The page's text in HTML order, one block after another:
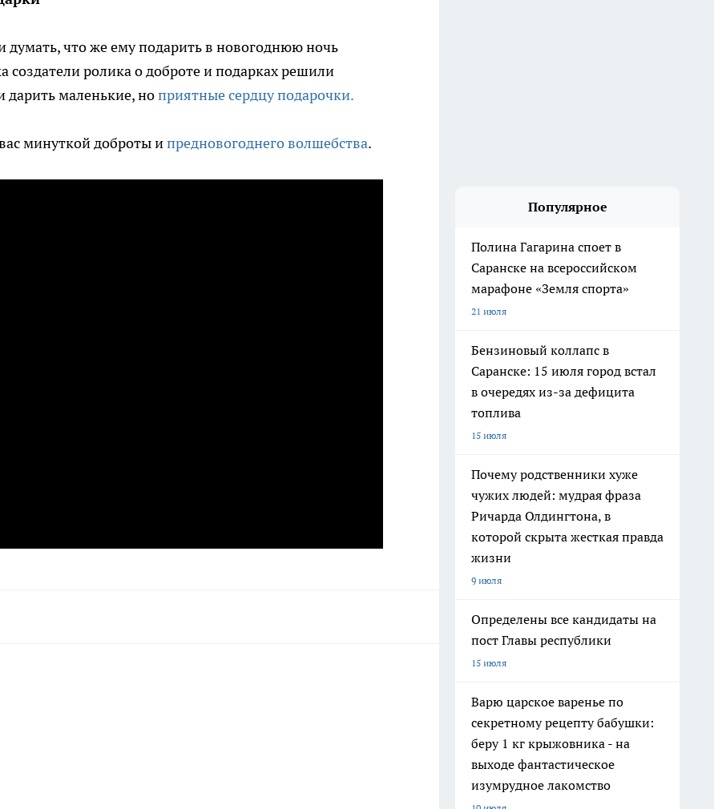
думать, что же ему подарить в новогоднюю ночь
ролика о доброте и подарках решили
дарить маленькие, ноприятные сердцу подарочки.
минуткой доброты ипредновогоднего волшебства.
Популярное
Полина Гагарина споет в
Саранске на всероссийском
марафоне «Земля спорта»
21 июля
Бензиновый коллапс в
Саранске: 15 июля город встал
в очередях из-за дефицита
топлива
15 июля
Почему родственники хуже
чужих людей: мудрая фраза
Ричарда Олдингтона, в
которой скрыта жесткая правда
жизни
9 июля
Определены все кандидаты на
пост Главы республики
15 июля
Варю царское варенье по
секретному рецепту бабушки:
беру 1 кг крыжовника - на
выходе фантастическое
изумрудное лакомство